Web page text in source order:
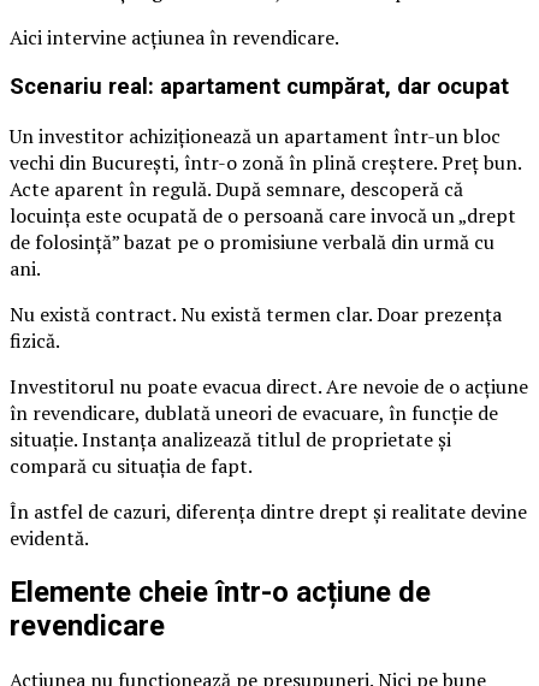
Aici intervine acțiunea în revendicare.
Scenariu real: apartament cumpărat, dar ocupat
Un investitor achiziționează un apartament într-un bloc
vechi din București, într-o zonă în plină creștere. Preț bun.
Acte aparent în regulă. După semnare, descoperă că
locuința este ocupată de o persoană care invocă un „drept
de folosință” bazat pe o promisiune verbală din urmă cu
ani.
Nu există contract. Nu există termen clar. Doar prezența
fizică.
Investitorul nu poate evacua direct. Are nevoie de o acțiune
în revendicare, dublată uneori de evacuare, în funcție de
situație. Instanța analizează titlul de proprietate și
compară cu situația de fapt.
În astfel de cazuri, diferența dintre drept și realitate devine
evidentă.
Elemente cheie într-o acțiune de
revendicare
Acțiunea nu funcționează pe presupuneri. Nici pe bune